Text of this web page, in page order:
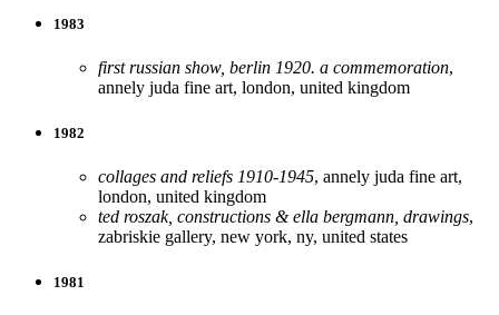
1983
first russian show, berlin 1920. a commemoration,
annely juda fine art, london, united kingdom
1982
collages and reliefs 1910-1945, annely juda fine art,
london, united kingdom
ted roszak, constructions & ella bergmann, drawings,
zabriskie gallery, new york, ny, united states
1981